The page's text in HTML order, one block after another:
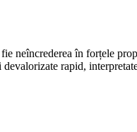
neîncrederea în forțele
rapid,